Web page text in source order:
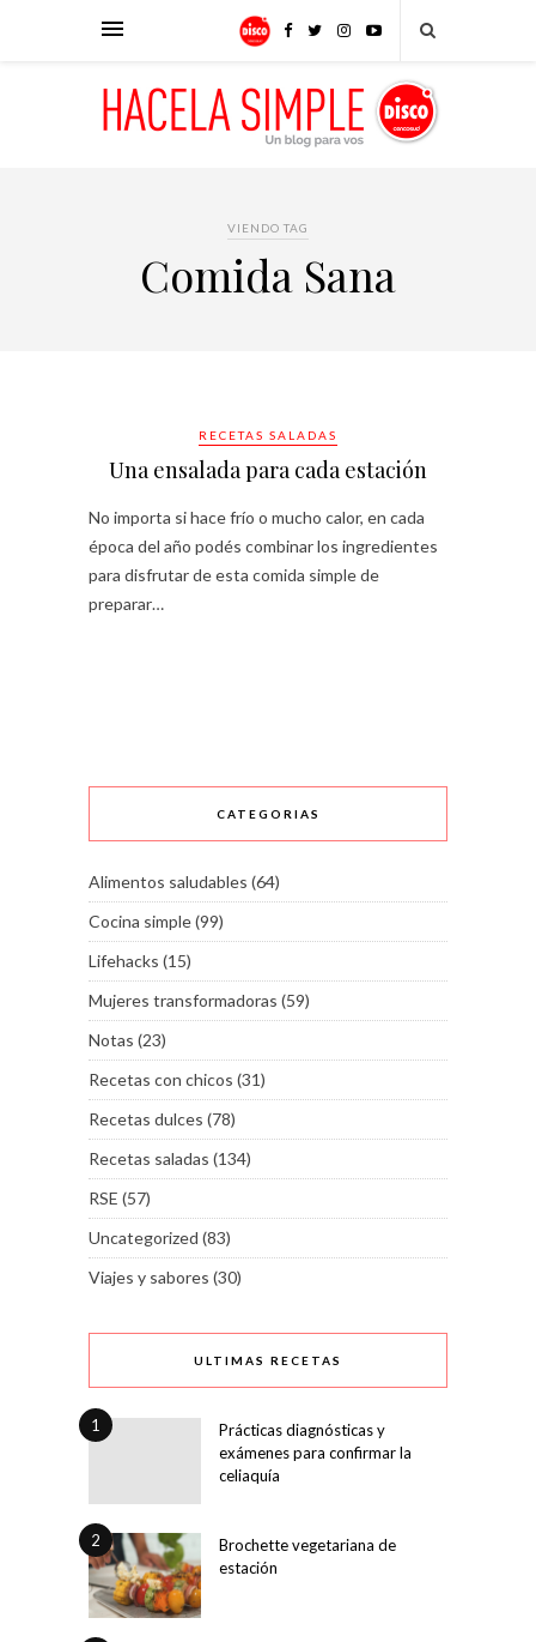
VIENDO TAG
Comida Sana
RECETAS SALADAS
Una ensalada para cada estación
No importa si hace frío o mucho calor, en cada
época del año podés combinar los ingredientes
para disfrutar de esta comida simple de
preparar…
CATEGORIAS
Alimentos saludables (64)
Cocina simple(99)
Lifehacks (15)
Mujeres transformadoras (59)
Notas (23)
Recetas con chicos (31)
Recetas dulces (78)
Recetas saladas (134)
RSE (57)
Uncategorized (83)
Viajes y sabores (30)
ULTIMAS RECETAS
1
Prácticas diagnósticas y
exámenes para confirmar la
celiaquía
2
Brochette vegetariana de
estación